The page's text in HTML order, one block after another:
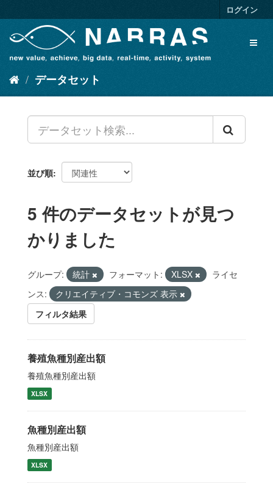
キ
ログイン
データセット
並び順
5 件のデータセットが見つ
かりました
グループ: 統計 フォーマット: XLSX
ライセ
ンス:
クリエイティブ・コモンズ 表示
フィルタ結果
養殖魚種別産出額
養殖魚種別産出額
XLSX
魚種別産出額
魚種別産出額
XLSX